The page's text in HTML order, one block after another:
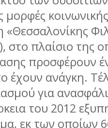
μορφές
στο πλαίσιο της
προσφέρουν
έχουν ανάγκη.
για
του 2012
εκ των οποίων